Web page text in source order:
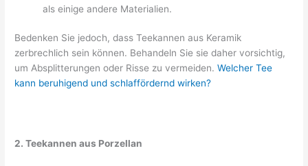
als einige andere Materialien.
Bedenken Sie jedoch, dass Teekannen aus Keramik
zerbrechlich sein können. Behandeln Sie sie daher vorsichtig,
um Absplitterungen oder Risse zu vermeiden.Welcher Tee
kann beruhigend und schlaffördernd wirken?
2. Teekannen aus Porzellan